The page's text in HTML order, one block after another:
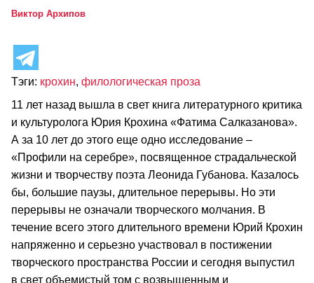
Виктор Архипов
Тэги: крохин, филологическая проза
11 лет назад вышла в свет книга литературного критика
и культуролога Юрия Крохина «Фатима Салказанова».
А за 10 лет до этого еще одно исследование –
«Профили на серебре», посвященное страдальческой
жизни и творчеству поэта Леонида Губанова. Казалось
бы, большие паузы, длительное перерывы. Но эти
перерывы не означали творческого молчания. В
течение всего этого длительного времени Юрий Крохин
напряженно и серьезно участвовал в постижении
творческого пространства России и сегодня выпустил
в свет объемистый том с возвышенным и